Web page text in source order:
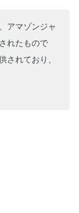
アマゾンジャ
れたもので
されており、